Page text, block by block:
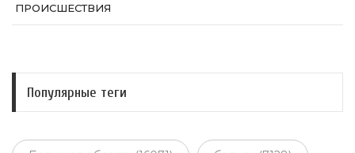
ПРОИСШЕСТВИЯ
Популярные теги